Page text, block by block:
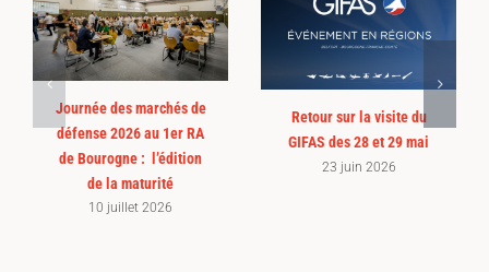
Journée des marchés de
défense 2026 au 1er RA
de Bourogne : l’édition
de la maturité
10 juillet 2026
Retour sur la visite du
GIFAS des 28 et 29 mai
23 juin 2026